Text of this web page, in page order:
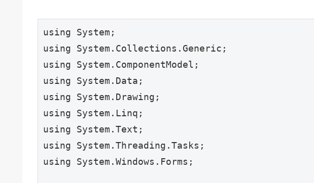
using System;
using System.Collections.Generic;
using System.ComponentModel;
using System.Data;
using System.Drawing;
using System.Linq;
using System.Text;
using System.Threading.Tasks;
using System.Windows.Forms;